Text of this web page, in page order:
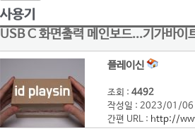
USB C 화면출력 메인보드...기가바
플레이신
조회 : 4492
작성일 : 2023/01/
간편 URL : http://